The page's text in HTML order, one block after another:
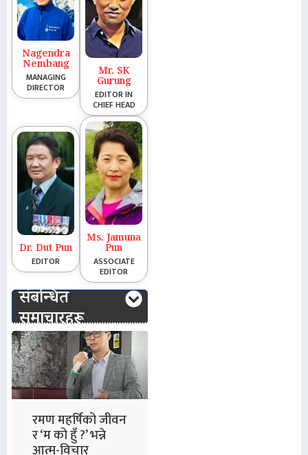
Nagendra
Nembang
MANAGING
DIRECTOR
Mr. SK
Gurung
EDITOR IN
CHIEF HEAD
Dr. Dut Pun
EDITOR
Ms. Jamuna
Pun
ASSOCIATE
EDITOR
संबन्धित
समाचारहरू
रमण महर्षिको जीवन
र ‘म को हुँ ?’ भन्ने
आत्म-विचार